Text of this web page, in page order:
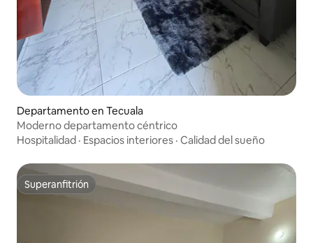
Departamento en Tecuala
Moderno departamento céntrico
Hospitalidad · Espacios interiores · Calidad del sueño
Superanfitrión
Superanfitrión